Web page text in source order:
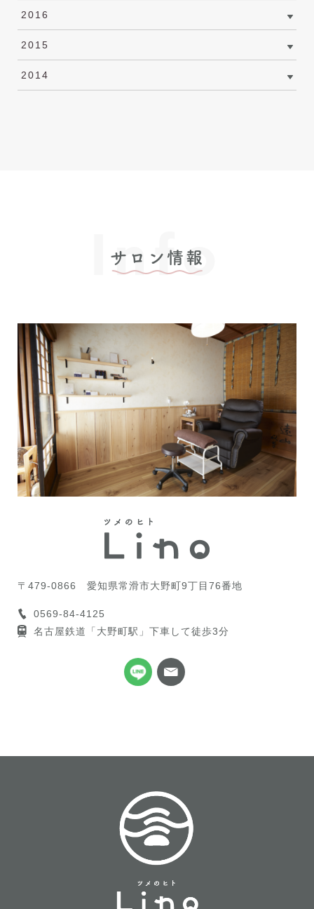
2016
2015
2014
サロン情報
Info
〒479-0866 愛知県常滑市大野町9丁目76番地
0569-84-4125
名古屋鉄道「大野町駅」下車して徒歩3分